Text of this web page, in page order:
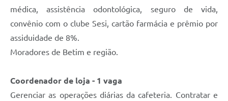
médica, assistência odontológica, seguro de vida,
convênio com o clube Sesi, cartão farmácia e prêmio por
assiduidade de 8%.
Moradores de Betim e região.
Coordenador de loja - 1 vaga
Gerenciar as operações diárias da cafeteria. Contratar e